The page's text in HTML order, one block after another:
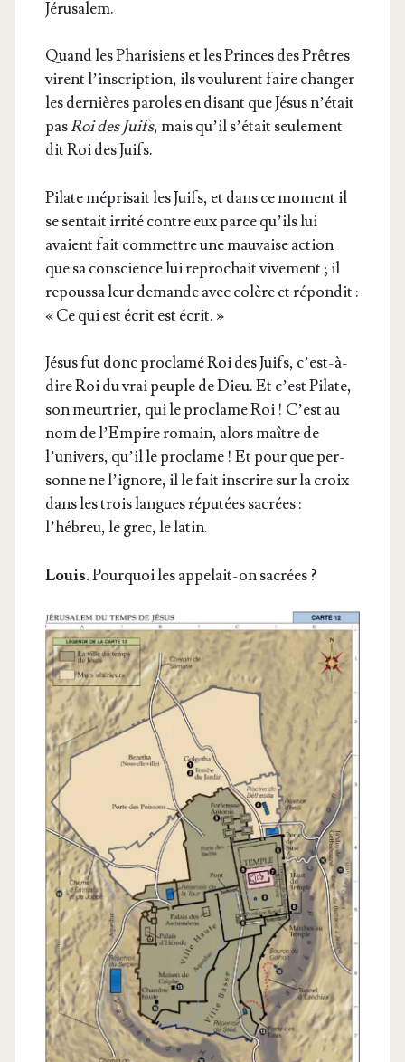
Jérusalem.
Quand les Pha­ri­siens et les Princes des Prêtres
virent l’inscription, ils vou­lurent faire chan­ger
les der­nières paroles en disant que Jésus n’était
pasRoi des Juifs, mais qu’il s’était seule­ment
dit Roi des Juifs.
Pilate mépri­sait les Juifs, et dans ce moment il
se sen­tait irri­té contre eux parce qu’ils lui
avaient fait com­mettre une mau­vaise action
que sa conscience lui repro­chait vive­ment ; il
repous­sa leur demande avec colère et répon­dit :
« Ce qui est écrit est écrit. »
Jésus fut donc pro­cla­mé Roi des Juifs, c’est-à-
dire Roi du vrai peuple de Dieu. Et c’est Pilate,
son meur­trier, qui le pro­clame Roi ! C’est au
nom de l’Empire romain, alors maître de
l’univers, qu’il le pro­clame ! Et pour que per­
sonne ne l’ignore, il le fait ins­crire sur la croix
dans les trois langues répu­tées sacrées :
l’hébreu, le grec, le latin.
Louis.Pour­quoi les appe­lait-on sacrées ?